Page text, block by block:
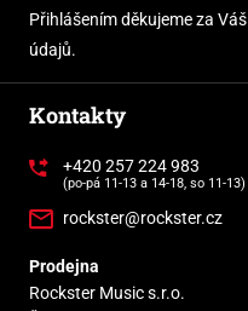
Přihlášením děkujeme za Váš
údajů.
Kontakty
+420 257 224 983
(po-pá 11-13 a 14-18, so 11-13)
rockster@rockster.cz
Prodejna
Rockster Music s.r.o.